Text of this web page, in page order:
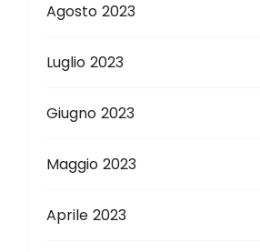
Agosto 2023
Luglio 2023
Giugno 2023
Maggio 2023
Aprile 2023